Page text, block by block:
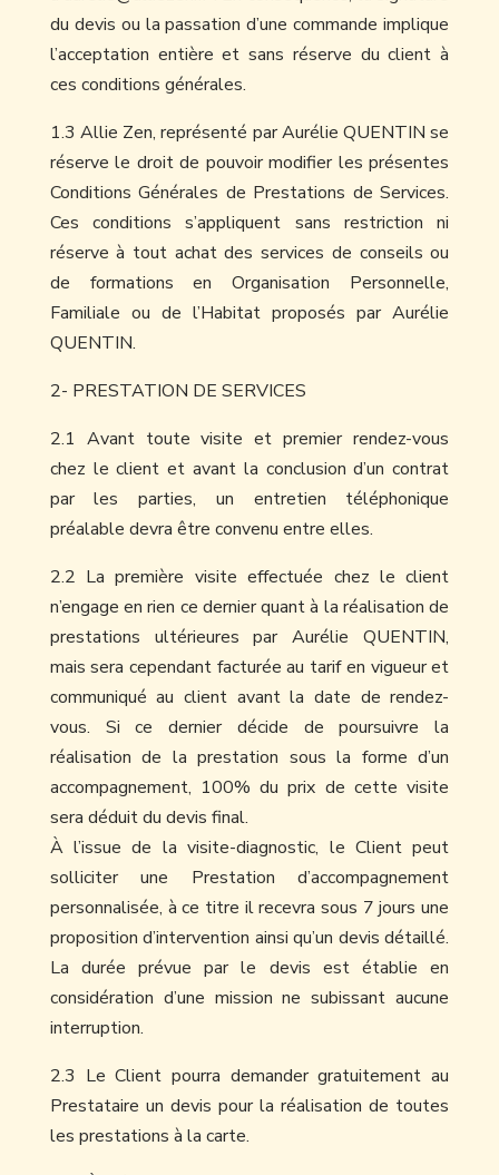
du devis ou la passation d’une commande implique
l’acceptation entière et sans réserve du client à
ces conditions générales.
1.3 Allie Zen, représenté par Aurélie QUENTIN se
réserve le droit de pouvoir modifier les présentes
Conditions Générales de Prestations de Services.
Ces conditions s’appliquent sans restriction ni
réserve à tout achat des services de conseils ou
de formations en Organisation Personnelle,
Familiale ou de l’Habitat proposés par Aurélie
QUENTIN.
2- PRESTATION DE SERVICES
2.1 Avant toute visite et premier rendez-vous
chez le client et avant la conclusion d’un contrat
par les parties, un entretien téléphonique
préalable devra être convenu entre elles.
2.2 La première visite effectuée chez le client
n’engage en rien ce dernier quant à la réalisation de
prestations ultérieures par Aurélie QUENTIN,
mais sera cependant facturée au tarif en vigueur et
communiqué au client avant la date de rendez-
vous. Si ce dernier décide de poursuivre la
réalisation de la prestation sous la forme d’un
accompagnement, 100% du prix de cette visite
sera déduit du devis final.
À l’issue de la visite-diagnostic, le Client peut
solliciter une Prestation d’accompagnement
personnalisée, à ce titre il recevra sous 7 jours une
proposition d’intervention ainsi qu’un devis détaillé.
La durée prévue par le devis est établie en
considération d’une mission ne subissant aucune
interruption.
2.3 Le Client pourra demander gratuitement au
Prestataire un devis pour la réalisation de toutes
les prestations à la carte.